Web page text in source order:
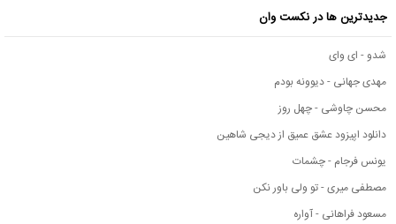
جدیدترین ها در نکست وان
شدو - ای وای
مهدی جهانی - دیوونه بودم
محسن چاوشی - چهل روز
دانلود اپیزود عشق عمیق از دیجی شاهین
یونس فرجام - چشمات
مصطفی میری - تو ولی باور نکن
مسعود فراهانی - آواره